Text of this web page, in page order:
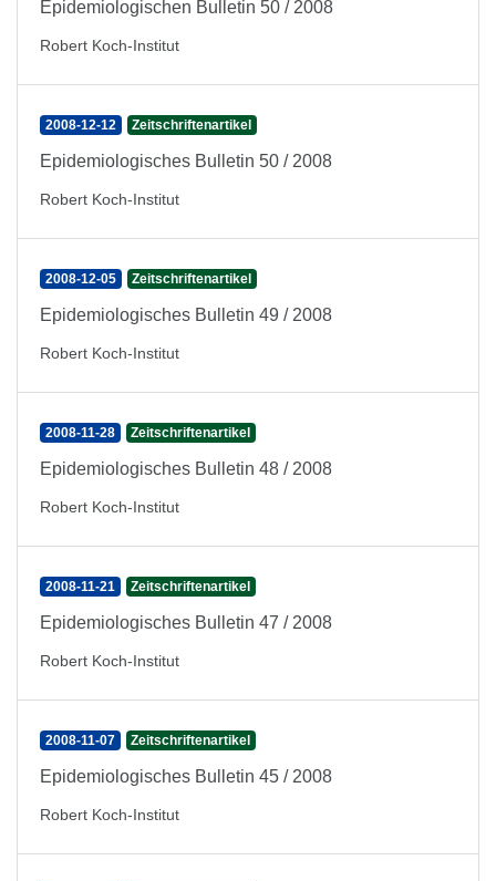
Epidemiologischen Bulletin 50 / 2008
Robert Koch-Institut
2008-12-12 Zeitschriftenartikel
Epidemiologisches Bulletin 50 / 2008
Robert Koch-Institut
2008-12-05 Zeitschriftenartikel
Epidemiologisches Bulletin 49 / 2008
Robert Koch-Institut
2008-11-28 Zeitschriftenartikel
Epidemiologisches Bulletin 48 / 2008
Robert Koch-Institut
2008-11-21 Zeitschriftenartikel
Epidemiologisches Bulletin 47 / 2008
Robert Koch-Institut
2008-11-07 Zeitschriftenartikel
Epidemiologisches Bulletin 45 / 2008
Robert Koch-Institut